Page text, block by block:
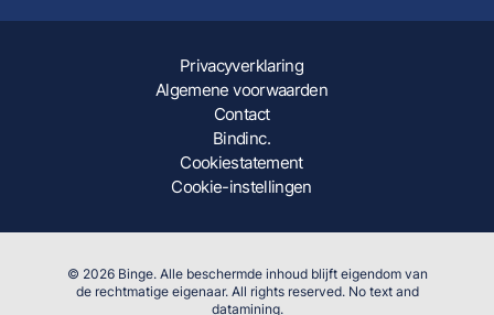
Privacyverklaring
Algemene voorwaarden
Contact
Bindinc.
Cookiestatement
Cookie-instellingen
© 2026 Binge. Alle beschermde inhoud blijft eigendom van
de rechtmatige eigenaar. All rights reserved. No text and
datamining.